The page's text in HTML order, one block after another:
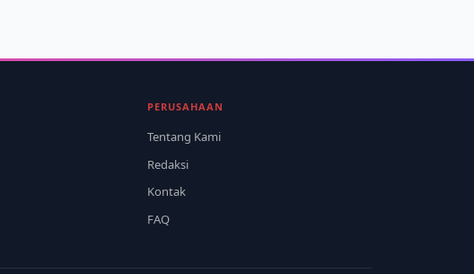
PERUSAHAAN
Tentang Kami
Redaksi
Kontak
FAQ